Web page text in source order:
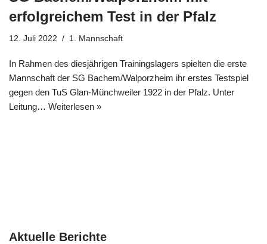
erfolgreichem Test in der Pfalz
12. Juli 2022 1. Mannschaft
In Rahmen des diesjährigen Trainingslagers spielten die erste
Mannschaft der SG Bachem/Walporzheim ihr erstes Testspiel
gegen den TuS Glan-Münchweiler 1922 in der Pfalz. Unter
Leitung… Weiterlesen »
Aktuelle Berichte